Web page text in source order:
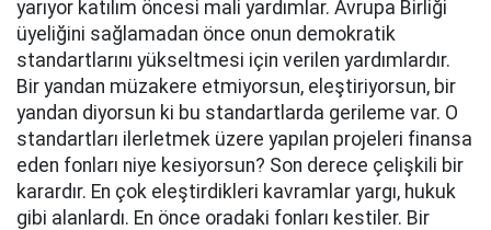
yarıyor katılım öncesi mali yardımlar. Avrupa Birliği
üyeliğini sağlamadan önce onun demokratik
standartlarını yükseltmesi için verilen yardımlardır.
Bir yandan müzakere etmiyorsun, eleştiriyorsun, bir
yandan diyorsun ki bu standartlarda gerileme var. O
standartları ilerletmek üzere yapılan projeleri finansa
eden fonları niye kesiyorsun? Son derece çelişkili bir
karardır. En çok eleştirdikleri kavramlar yargı, hukuk
gibi alanlardı. En önce oradaki fonları kestiler. Bir